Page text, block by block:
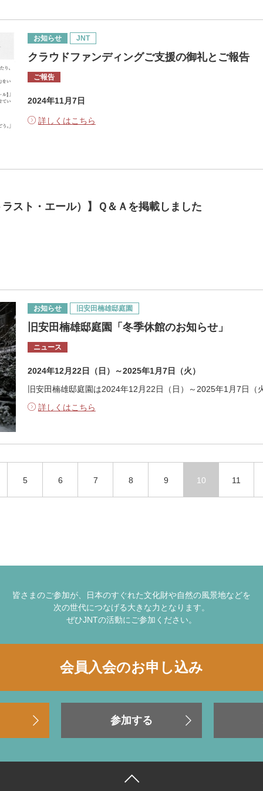
お知らせ JNT
​クラウドファンディングご支援の御礼とご報告
ご報告
2024年11月7日
詳しくはこちら
スト・エール）】Ｑ＆Ａを掲載しました
お知らせ 旧安田楠雄邸庭園
​旧安田楠雄邸庭園「冬季休館のお知らせ」
ニュース
2024年12月22日（日）～2025年1月7日（火）
旧安田楠雄邸庭園は2024年12月22日（日）～2025年1月7日（
詳しくはこちら
5 6 7 8 9 10 11
皆さまのご参加が、日本のすぐれた文化財や自然の風景地などを
次の世代につなげる大きな力となります。
ぜひJNTの活動にご参加ください。
会員入会のお申し込み
参加する